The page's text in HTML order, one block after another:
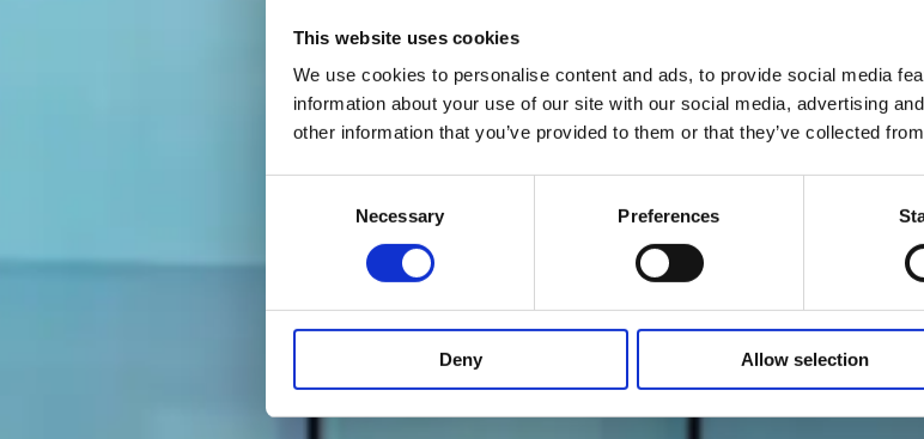
This website uses cookies
We use cookies to personalise content and ads, to provide social media
information about your use of our site with our social media, advertising
other information that you’ve provided to them or that they’ve collected
Necessary Preferences
Deny Allow selection